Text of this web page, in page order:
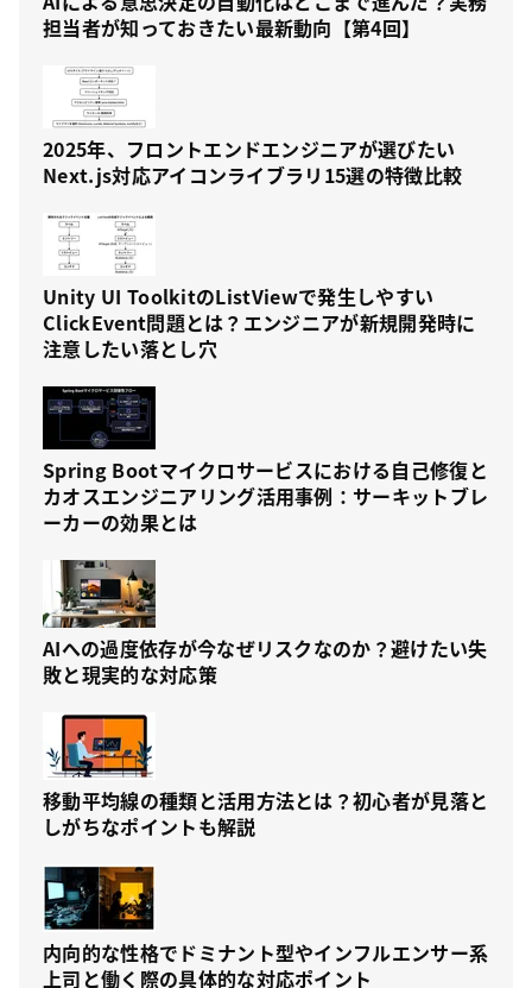
担当者が知っておきたい最新動向【第4回】
2025年、フロントエンドエンジニアが選びたい
Next.js対応アイコンライブラリ15選の特徴比較
Unity UI ToolkitのListViewで発生しやすい
ClickEvent問題とは？エンジニアが新規開発時に
注意したい落とし穴
Spring Bootマイクロサービスにおける自己修復と
カオスエンジニアリング活用事例：サーキットブレ
ーカーの効果とは
AIへの過度依存が今なぜリスクなのか？避けたい失
敗と現実的な対応策
移動平均線の種類と活用方法とは？初心者が見落と
しがちなポイントも解説
内向的な性格でドミナント型やインフルエンサー系
上司と働く際の具体的な対応ポイント